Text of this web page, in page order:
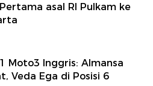
asal RI Pulkam ke
Moto3 Inggris: Almansa
Veda Ega di Posisi 6